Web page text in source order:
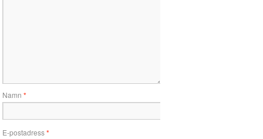
Namn*
E-postadress*